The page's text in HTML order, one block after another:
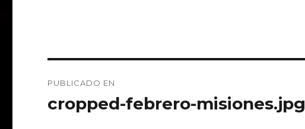
de
PUBLICADO EN
cropped-febrero-misiones.jpg